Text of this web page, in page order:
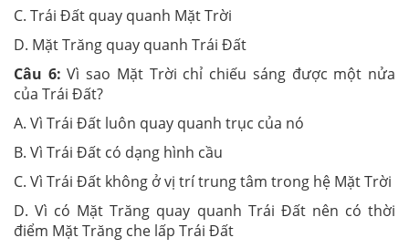
C. Trái Đất quay quanh Mặt Trời
D. Mặt Trăng quay quanh Trái Đất
Câu 6: Vì sao Mặt Trời chỉ chiếu sáng được một nửa
của Trái Đất?
A. Vì Trái Đất luôn quay quanh trục của nó
B. Vì Trái Đất có dạng hình cầu
C. Vì Trái Đất không ở vị trí trung tâm trong hệ Mặt Trời
D. Vì có Mặt Trăng quay quanh Trái Đất nên có thời
điểm Mặt Trăng che lấp Trái Đất